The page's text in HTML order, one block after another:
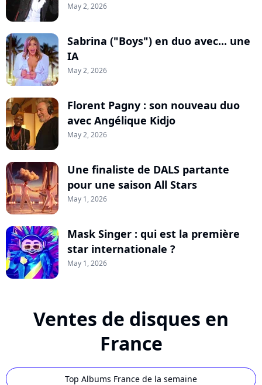
May 2, 2026
Sabrina ("Boys") en duo avec... une
IA
May 2, 2026
Florent Pagny : son nouveau duo
avec Angélique Kidjo
May 2, 2026
Une finaliste de DALS partante
pour une saison All Stars
May 1, 2026
Mask Singer : qui est la première
star internationale ?
May 1, 2026
Ventes de disques en
France
Top Albums France de la semaine